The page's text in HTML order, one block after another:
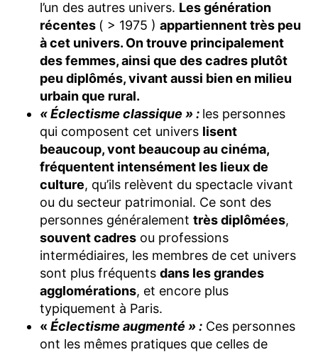
l’un des autres univers. Les génération
récentes ( > 1975 ) appartiennent très peu
à cet univers. On trouve principalement
des femmes, ainsi que des cadres plutôt
peu diplômés, vivant aussi bien en milieu
urbain que rural.
« Éclectisme classique » : les personnes
qui composent cet univers lisent
beaucoup, vont beaucoup au cinéma,
fréquentent intensément les lieux de
culture, qu’ils relèvent du spectacle vivant
ou du secteur patrimonial. Ce sont des
personnes généralement très diplômées,
souvent cadres ou professions
intermédiaires, les membres de cet univers
sont plus fréquents dans les grandes
agglomérations, et encore plus
typiquement à Paris.
« Éclectisme augmenté » : Ces personnes
ont les mêmes pratiques que celles de